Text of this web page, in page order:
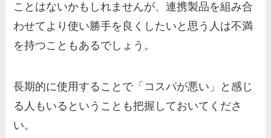
ことはないかもしれませんが、連携製品を組み合
わせてより使い勝手を良くしたいと思う人は不満
を持つこともあるでしょう。
長期的に使用することで「コスパが悪い」と感じ
る人もいるということも把握しておいてくださ
い。